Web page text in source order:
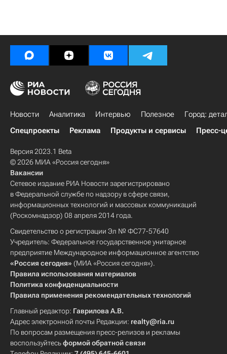
Новости Аналитика Интервью Полезное
Город:
Спецпроекты
Реклама Продукты и сервисы Пресс-
Версия 2023.1 Beta
© 2026 МИА «Россия сегодня»
Вакансии
Сетевое издание РИА Новости зарегистрировано
в Федеральной службе по надзору в сфере связи,
информационных технологий и массовых коммуникаций
(Роскомнадзор) 08 апреля 2014 года.
Свидетельство о регистрации Эл № ФС77-57640
Учредитель: Федеральное государственное унитарное
предприятие Международное информационное агентство
«Россия сегодня» (МИА «Россия сегодня»).
Правила использования материалов
Политика конфиденциальности
Правила применения рекомендательных технологий
Главный редактор: Гаврилова А.В.
Адрес электронной почты Редакции: realty@ria.ru
По вопросам размещения пресс-релизов и рекламы
воспользуйтесьформой обратной связи